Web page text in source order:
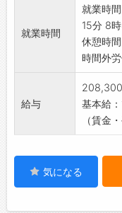
就業時間
就業時
15分 8
休憩時
時間外
給与
基本給
（賃金
気になる